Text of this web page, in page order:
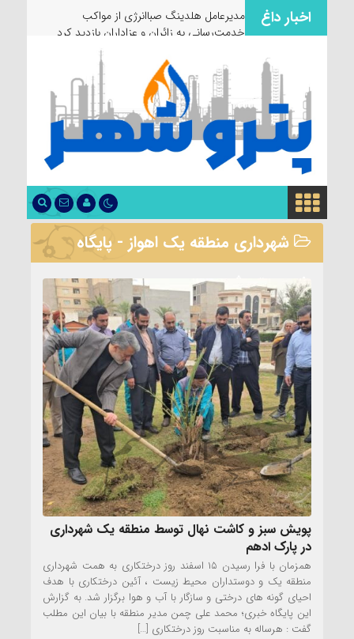
اخبار داغ
مدیرعامل هلدینگ صباانرژی از مواکب
خدمت‌رسانی به زائران و عزاداران بازدید کرد
شهرداری منطقه یک اهواز - پایگاه
خبری پتروشهر
پویش سبز و کاشت نهال توسط منطقه یک شهرداری
در پارک ادهم
همزمان با فرا رسیدن ۱۵ اسفند روز درختکاری به همت شهرداری
منطقه یک و دوستداران محیط زیست ، آئین درختکاری با هدف
احیای گونه های درختی و سازگار با آب و هوا برگزار شد. به گزارش
این پایگاه خبری؛ محمد علی چمن مدیر منطقه با بیان این مطلب
گفت : هرساله به مناسبت روز درختکاری […]